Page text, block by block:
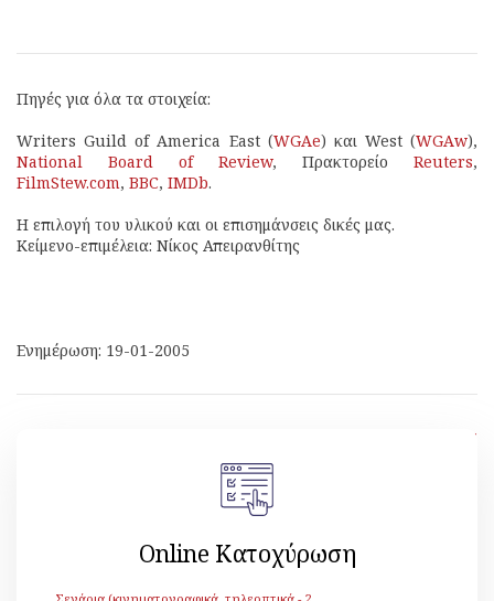
Πηγές για όλα τα στοιχεία:
Writers Guild of America East (WGAe) και West (WGAw),
National Board of Review, Πρακτορείο Reuters,
FilmStew.com, BBC, IMDb.
Η επιλογή του υλικού και οι επισημάνσεις δικές μας.
Κείμενο-επιμέλεια: Νίκος Απειρανθίτης
Ενημέρωση: 19-01-2005
[ Επιστροφή ]
Online Κατοχύρωση